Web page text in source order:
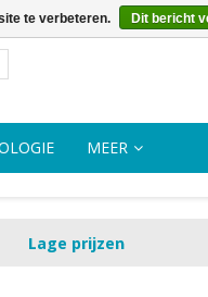
MEER
Lage prijzen
te verbeteren. Dit bericht